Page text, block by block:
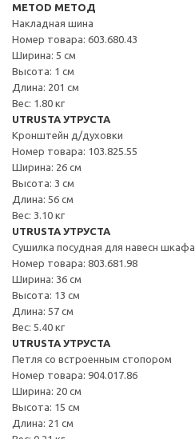
METOD МЕТОД
Накладная шина
Номер товара: 603.680.43
Ширина: 5 см
Высота: 1 см
Длина: 201 см
Вес: 1.80 кг
UTRUSTA УТРУСТА
Кронштейн д/духовки
Номер товара: 103.825.55
Ширина: 26 см
Высота: 3 см
Длина: 56 см
Вес: 3.10 кг
UTRUSTA УТРУСТА
Сушилка посудная для навесн шкафа
Номер товара: 803.681.98
Ширина: 36 см
Высота: 13 см
Длина: 57 см
Вес: 5.40 кг
UTRUSTA УТРУСТА
Петля со встроенным стопором
Номер товара: 904.017.86
Ширина: 20 см
Высота: 15 см
Длина: 21 см